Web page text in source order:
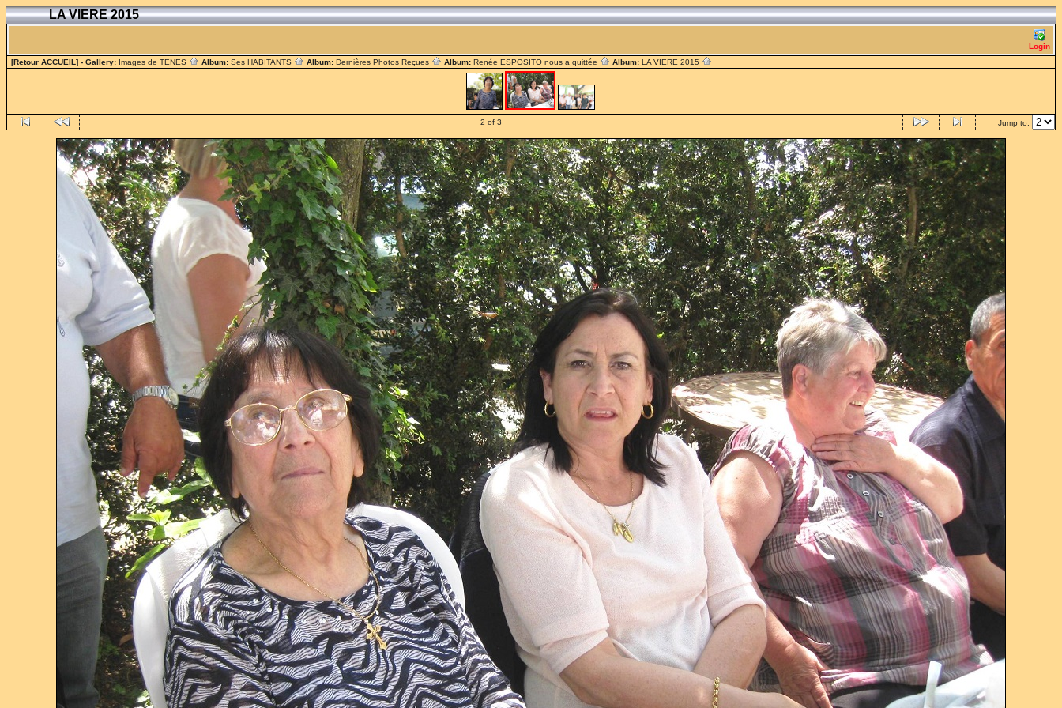
LA VIERE 2015
Login
[Retour ACCUEIL] - Gallery: Images de TENES Album: Ses HABITANTS Album: Dernières Photos Reçues Album: Renée ESPOSITO nous a quittée Album: LA VIERE 2015
2 of 3 Jump to: